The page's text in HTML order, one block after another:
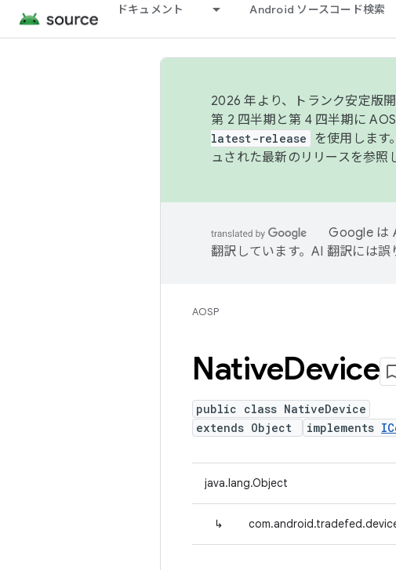
ドキュメント Android ソースコード検索
2026 年より、トランク安定版
第 2 四半期と第 4 四半期に
latest-release
を使用します。
ュされた最新のリリースを参照
Google は
翻訳しています。AI 翻訳には誤
AOSP
NativeDevice
public class NativeDevice
extends Object
implements
java.lang.Object
↳